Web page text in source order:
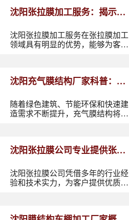
沈阳张拉膜加工服务：揭示张
拉膜加工的实用优势
沈阳张拉膜加工服务在张拉膜加工
领域具有明显的优势，能够为客户
发出独特的魅力。
沈阳充气膜结构厂家科普：了
解充气膜建筑优势、价格及应
用领域
随着绿色建筑、节能环保和快速建
造需求不断提升，充气膜结构将在
用潜力。如果您正在规划充气膜结
沈阳张拉膜公司专业提供张拉
膜安装服务
沈阳张拉膜公司凭借多年的行业经
验和技术实力，为客户提供优质、